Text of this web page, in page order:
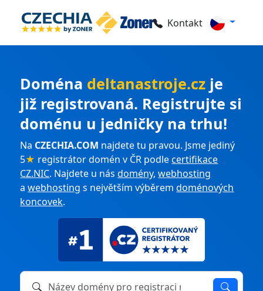
Kontakt
Doména deltanastroje.cz je
již registrovaná. Registrujte si
doménu u jedničky na trhu!
Na CZECHIA.COM najdete tu pravou. Jsme jediný
5★ registrátor domén v ČR podlecertifikace
CZ.NIC. Najdete u násdomény,webhosting
awebhosting s největším výběremdoménových
koncovek.
Název domény k registraci nebo převodu